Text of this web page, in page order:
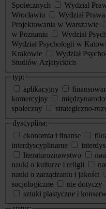
Społecznych
Wydział
Wrocławiu
Wydział
Projektowania w Warszawie
w Poznaniu
Wydział
Wydział Psychologii w
Krakowie
Wydział
Studiów Azjatyckich
typ:
aplikacyjny
komercyjny
społeczny
strategiczno-
dyscyplina:
ekonomia i finanse
interdyscyplinarne
literaturoznawstwo
nauki o kulturze i religii
nauki o zarządzaniu i jakości
socjologiczne
nie dotyczy
sztuki plastyczne i